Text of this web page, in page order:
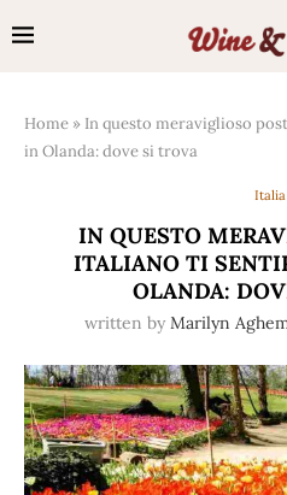
Home » In questo meraviglioso
in Olanda: dove si trova
Italia
IN QUESTO
ITALIANO TI
OLANDA:
written by Marilyn